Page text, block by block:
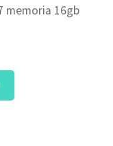
memoria 16gb